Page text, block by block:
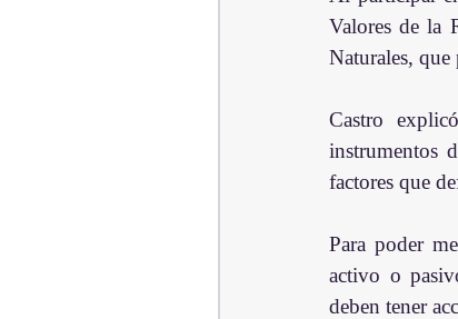
Valores de la
Naturales,
Castro
instrumentos
factores que
Para poder
activo o
deben tener